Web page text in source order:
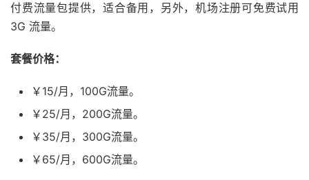
付费流量包提供，适合备用，另外，机场注册可免费试用
3G 流量。
套餐价格：
￥15/月，100G流量。
￥25/月，200G流量。
￥35/月，300G流量。
￥65/月，600G流量。